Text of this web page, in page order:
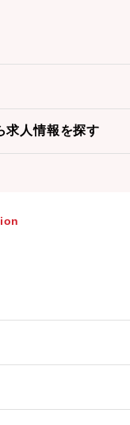
求人情報を探す